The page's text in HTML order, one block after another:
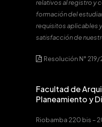
relativos al registro y
formación del
requisitos aplicables
satisfacción de
Resolución N° 219/
Facultad de
Planeamiento y
Riobamba 220 bis –